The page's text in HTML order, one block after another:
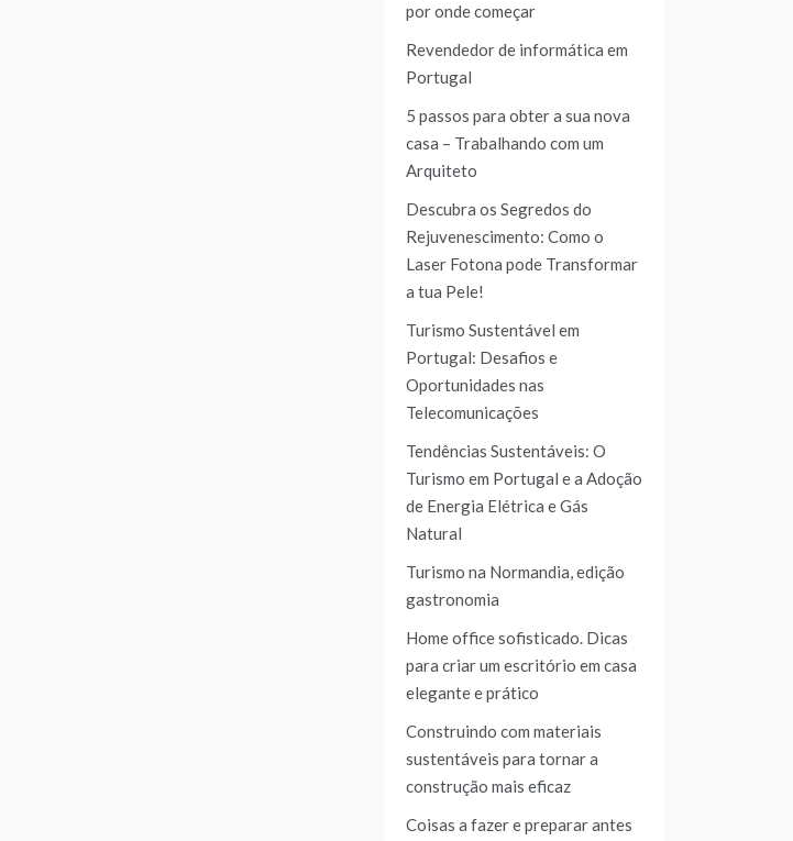
por onde começar
Revendedor de informática em
Portugal
5 passos para obter a sua nova
casa – Trabalhando com um
Arquiteto
Descubra os Segredos do
Rejuvenescimento: Como o
Laser Fotona pode Transformar
a tua Pele!
Turismo Sustentável em
Portugal: Desafios e
Oportunidades nas
Telecomunicações
Tendências Sustentáveis: O
Turismo em Portugal e a Adoção
de Energia Elétrica e Gás
Natural
Turismo na Normandia, edição
gastronomia
Home office sofisticado. Dicas
para criar um escritório em casa
elegante e prático
Construindo com materiais
sustentáveis para tornar a
construção mais eficaz
Coisas a fazer e preparar antes